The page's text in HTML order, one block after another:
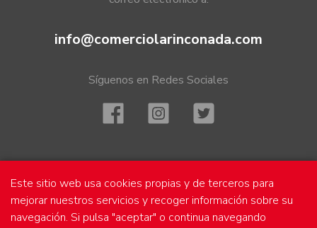
Este sitio web usa cookies propias y de terceros para
mejorar nuestros servicios y recoger información sobre su
navegación. Si pulsa "aceptar" o continua navegando
info@comerciolarinconada.com
Síguenos en Redes Sociales
Mapa